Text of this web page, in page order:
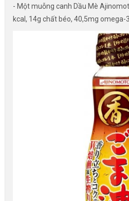
- Một muỗng canh Dầu Mè
kcal, 14g chất béo, 40,5mg omega-